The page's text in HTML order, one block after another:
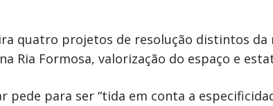
quatro projetos de resolução distintos da
Ria Formosa, valorização do espaço e
para ser “tida em conta a